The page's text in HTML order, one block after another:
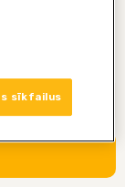
eksperti.
sīkfailus